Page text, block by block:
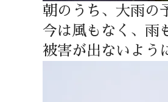
朝のうち、大雨の
今は風もなく、雨
被害が出ないよう